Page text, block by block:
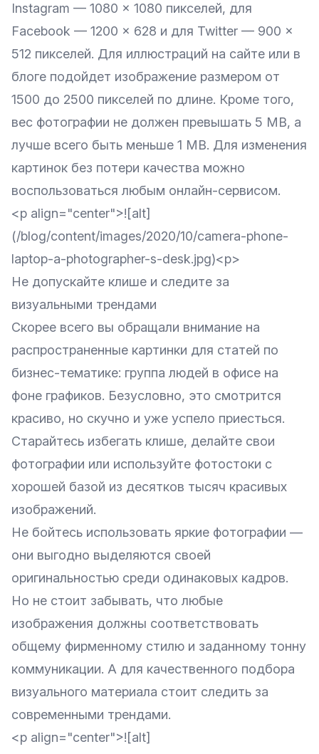
Instagram — 1080 x 1080 пикселей, для
Facebook — 1200 x 628 и для Twitter — 900 x
512 пикселей. Для иллюстраций на сайте или в
блоге подойдет изображение размером от
1500 до 2500 пикселей по длине. Кроме того,
вес фотографии не должен превышать 5 MB, а
лучше всего быть меньше 1 MB. Для изменения
картинок без потери качества можно
воспользоваться любым онлайн-сервисом.
<p align="center">![alt]
(/blog/content/images/2020/10/camera-phone-
laptop-a-photographer-s-desk.jpg)<p>
Не допускайте клише и следите за
визуальными трендами
Скорее всего вы обращали внимание на
распространенные картинки для статей по
бизнес-тематике: группа людей в офисе на
фоне графиков. Безусловно, это смотрится
красиво, но скучно и уже успело приесться.
Старайтесь избегать клише, делайте свои
фотографии или используйте фотостоки с
хорошей базой из десятков тысяч красивых
изображений.
Не бойтесь использовать яркие фотографии —
они выгодно выделяются своей
оригинальностью среди одинаковых кадров.
Но не стоит забывать, что любые
изображения должны соответствовать
общему фирменному стилю и заданному тонну
коммуникации. А для качественного подбора
визуального материала стоит следить за
современными трендами.
<p align="center">![alt]